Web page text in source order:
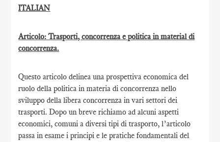
ITALIAN
Articolo: Trasporti, concorrenza e politica in material di
concorrenza.
Questo articolo delinea una prospettiva economica del
ruolo della politica in materia di concorrenza nello
sviluppo della libera concorrenza in vari settori dei
trasporti. Dopo un breve richiamo ad alcuni aspetti
economici, comuni a diversi tipi di trasporto, l’articolo
passa in esame i principi e le pratiche fondamentali del